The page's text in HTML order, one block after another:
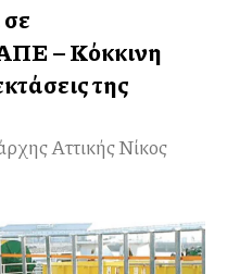
– Κόκκινη
της
Αττικής Νίκος